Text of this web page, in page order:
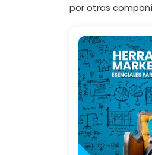
por otras